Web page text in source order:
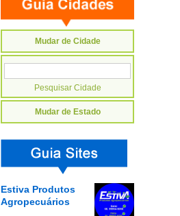
Mudar de Cidade
Mudar de Estado
Estiva Produtos
Agropecuários